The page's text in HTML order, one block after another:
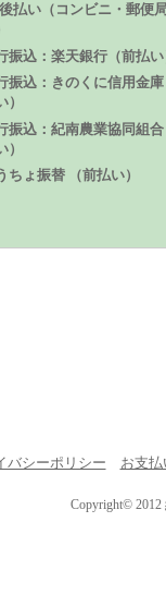
払い（コンビニ・郵便
振込：楽天銀行（前払
振込：きのくに信用金
）
振込：紀南農業協同組
）
ちょ振替 （前払い）
バシーポリシー お支
Copyright© 2012